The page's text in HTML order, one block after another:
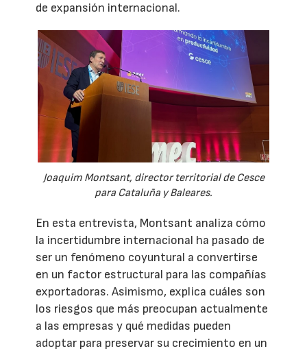
de expansión internacional.
Joaquim Montsant, director territorial de Cesce
para Cataluña y Baleares.
En esta entrevista, Montsant analiza cómo
la incertidumbre internacional ha pasado de
ser un fenómeno coyuntural a convertirse
en un factor estructural para las compañías
exportadoras. Asimismo, explica cuáles son
los riesgos que más preocupan actualmente
a las empresas y qué medidas pueden
adoptar para preservar su crecimiento en un